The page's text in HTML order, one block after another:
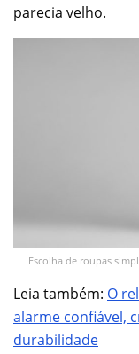
parecia velho.
Escolha de roupas
Leia também: O
alarme confiável,
durabilidade